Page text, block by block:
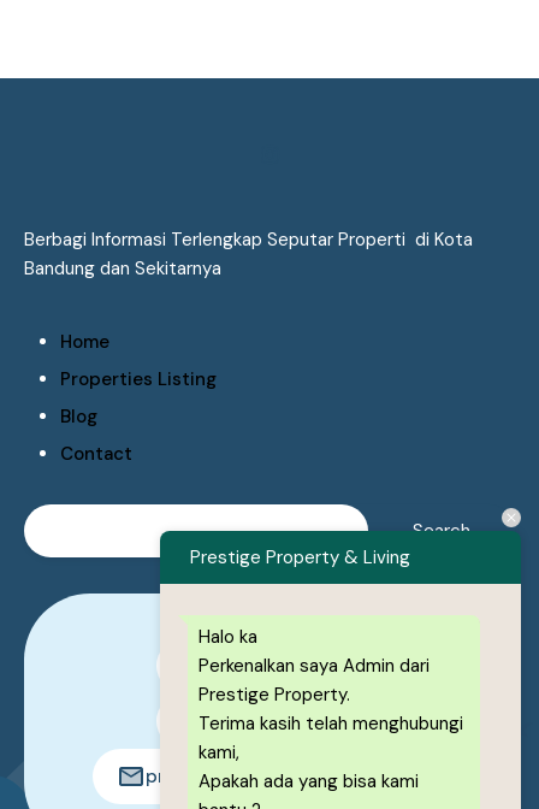
Berbagi Informasi Terlengkap Seputar Properti di Kota
Bandung dan Sekitarnya
Home
Properties Listing
Blog
Contact
0878-1222-8443
0878-1222-8443
prestigeproperty.id@gmail.com
Prestige Property & Living
Halo ka
Perkenalkan saya Admin dari
Prestige Property.
Terima kasih telah menghubungi
kami,
Apakah ada yang bisa kami